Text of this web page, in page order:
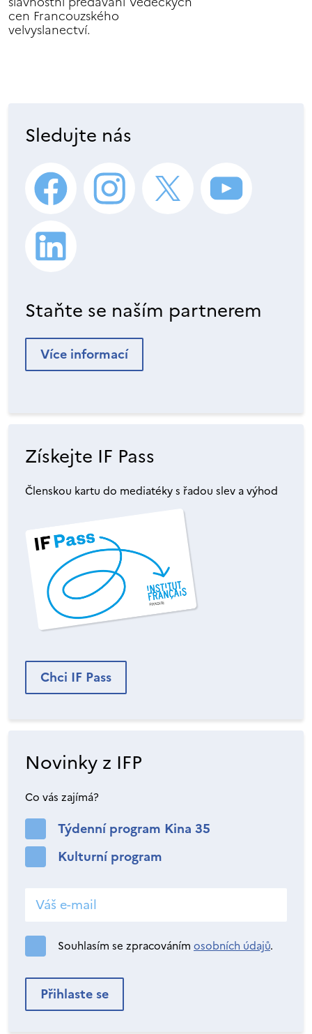
cen Francouzského
velvyslanectví.
Sledujte nás
Staňte se naším partnerem
Více informací
Získejte IF Pass
Členskou kartu do mediatéky s řadou slev a výhod
Chci IF Pass
Novinky z IFP
Co vás zajímá?
Týdenní program Kina 35
Kulturní program
Souhlasím se zpracováním osobních údajů.